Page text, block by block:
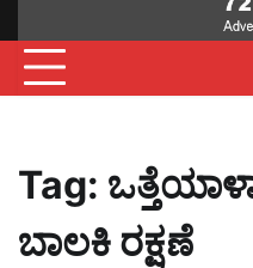
Tag:
ಬಾಲಕಿ ರಕ್ಷಣೆ